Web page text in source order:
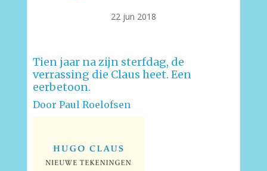
22 jun 2018
Tien jaar na zijn sterfdag, de
verrassing die Claus heet. Een
eerbetoon.
Door Paul Roelofsen